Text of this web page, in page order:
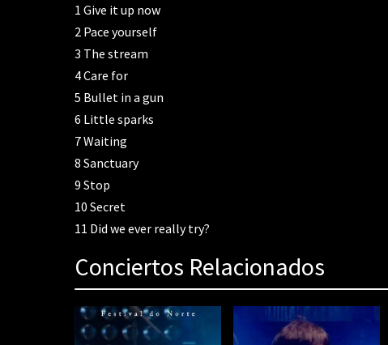
1 Give it up now
2 Pace yourself
3 The stream
4Care for
5 Bullet in a gun
6 Little sparks
7Waiting
8 Sanctuary
9 Stop
10 Secret
11 Did we ever really try?
Conciertos Relacionados
Complete
(danger)